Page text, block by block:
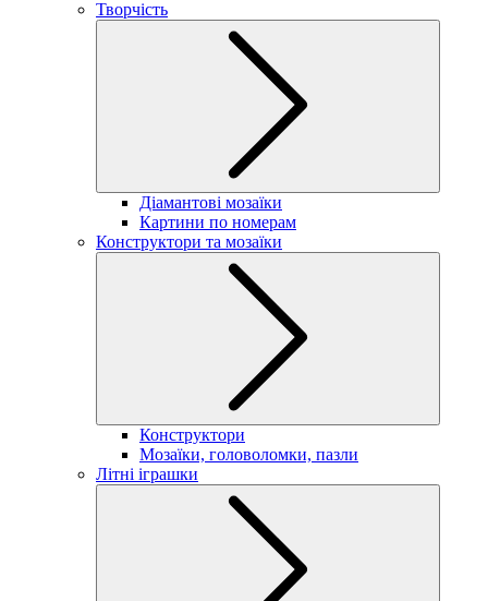
Творчість
Діамантові мозаїки
Картини по номерам
Конструктори та мозаїки
Конструктори
Мозаїки, головоломки, пазли
Літні іграшки